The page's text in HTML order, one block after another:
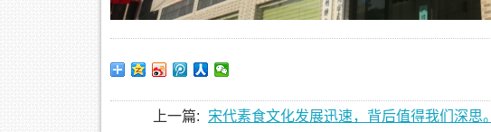
上一篇:
宋代素食文化发展迅速，背后值得我们深思。